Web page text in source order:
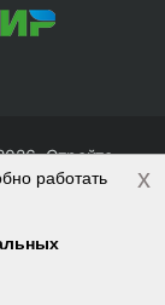
Стройте
данных
работать
x